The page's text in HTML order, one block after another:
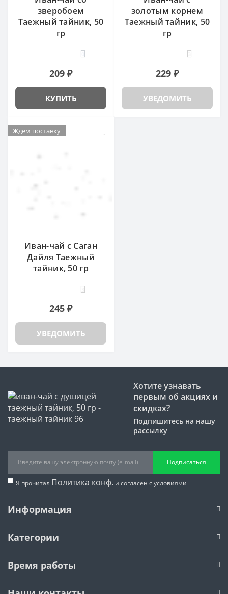
зверобоем
Таежный тайник, 50
гр
209 ₽
КУПИТЬ
золотым корнем
Таежный тайник, 50
гр
229 ₽
УВЕДОМИТЬ
Ждем поставку
Иван-чай с Саган
Дайля Таежный
тайник, 50 гр
245 ₽
УВЕДОМИТЬ
Хотите узнавать
первым об акциях и
скидках?
Подпишитесь на нашу
рассылку
Подписаться
Я прочитал Политика конф. и согласен с условиями
Информация
Категории
Время работы